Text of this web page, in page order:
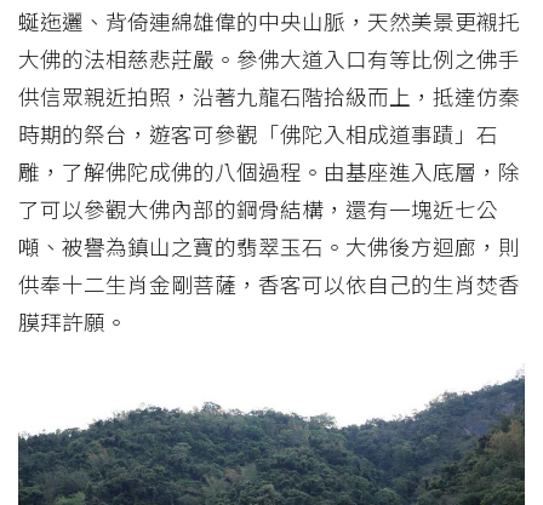
蜒迤邐、背倚連綿雄偉的中央山脈，天然美景更襯托
大佛的法相慈悲莊嚴。參佛大道入口有等比例之佛手
供信眾親近拍照，沿著九龍石階拾級而上，抵達仿秦
時期的祭台，遊客可參觀「佛陀入相成道事蹟」石
雕，了解佛陀成佛的八個過程。由基座進入底層，除
了可以參觀大佛內部的鋼骨結構，還有一塊近七公
噸、被譽為鎮山之寶的翡翠玉石。大佛後方迴廊，則
供奉十二生肖金剛菩薩，香客可以依自己的生肖焚香
膜拜許願。